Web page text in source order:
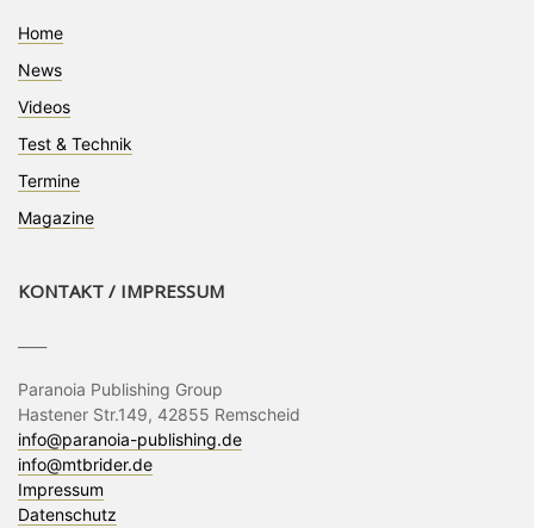
Home
News
Videos
Test & Technik
Termine
Magazine
KONTAKT / IMPRESSUM
Paranoia Publishing Group
Hastener Str.149, 42855 Remscheid
info@paranoia-publishing.de
info@mtbrider.de
Impressum
Datenschutz